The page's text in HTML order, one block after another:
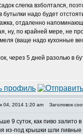
слегка взболтался,
бутылки надо будет
отдаленно
ну, по крайней мере, не
(ваще надо кухонные
через 5 дней разолью в
04, 2014 1:20 am Заголовок
9 суток, как пиво залито в
из-под крышки шли